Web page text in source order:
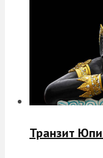
Транзит